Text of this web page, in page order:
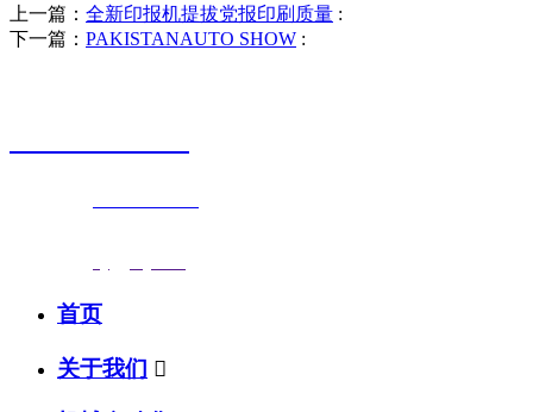
上一篇： 全新印报机提拔党报印刷质量 :
下一篇： PAKISTANAUTO SHOW :
首页
关于我们 